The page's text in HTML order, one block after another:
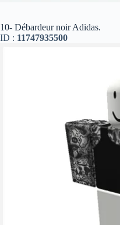
10- Débardeur noir Adidas.
ID : 11747935500